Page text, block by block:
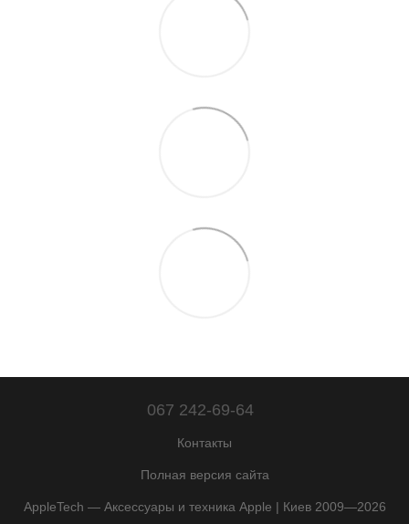
067 242-69-64
Контакты
Полная версия сайта
AppleTech — Аксессуары и техника Apple | Киев 2009—2026